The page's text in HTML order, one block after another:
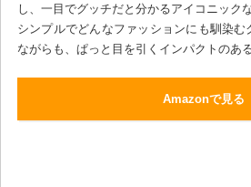
し、一目でグッチだと分かるアイコニック
シンプルでどんなファッションにも馴染む
ながらも、ぱっと目を引くインパクトのあ
Amazonで見る